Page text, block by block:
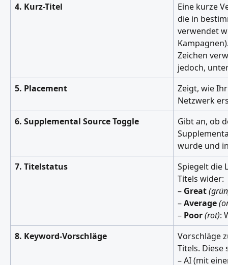
4. Kurz-Titel
Eine kurze
die in
verwendet
Zeichen
jedoch,
5. Placement
Zeigt, wie
Netzwerk
6. Supplemental Source Toggle
Gibt an, ob
wurde und
7. Titelstatus
Spiegelt die
Titels wider:
– Great
– Average
– Poor(rot):
8. Keyword-Vorschläge
Vorschläge
Titels. Diese
– AI (mit